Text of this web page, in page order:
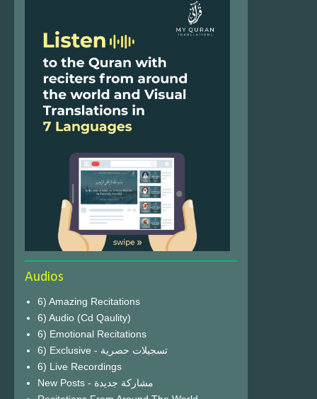
Audios
6) Amazing Recitations
6) Audio (Cd Qaulity)
6) Emotional Recitations
6) Exclusive - تسجيلات حصرية
6) Live Recordings
New Posts - مشاركة جديدة